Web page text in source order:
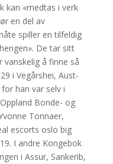
kan «medtas i verk
en del av
spiller en tilfeldig
De tar sitt
å finne så
i Vegårshei, Aust-
han var selv i
Bonde- og
Tonnaer,
escorts oslo big
I andre Kongebok
i Assur, Sankerib,